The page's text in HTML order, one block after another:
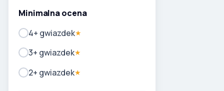
Minimalna ocena
4+ gwiazdek★
3+ gwiazdek★
2+ gwiazdek★